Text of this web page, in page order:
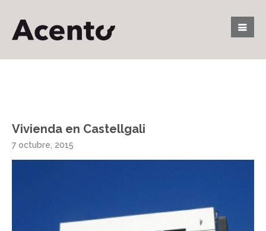
Vivienda en Castellgali
7 octubre, 2015